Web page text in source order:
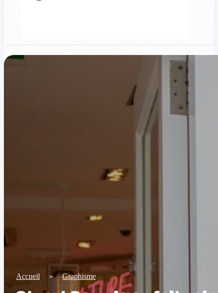
Accueil » Graphisme